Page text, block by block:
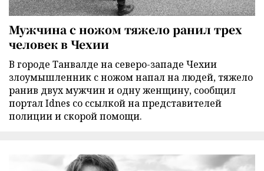
Мужчина с ножом тяжело ранил трех
человек в Чехии
В городе Танвалде на северо-западе Чехии
злоумышленник с ножом напал на людей, тяжело
ранив двух мужчин и одну женщину, сообщил
портал Idnes со ссылкой на представителей
полиции и скорой помощи.